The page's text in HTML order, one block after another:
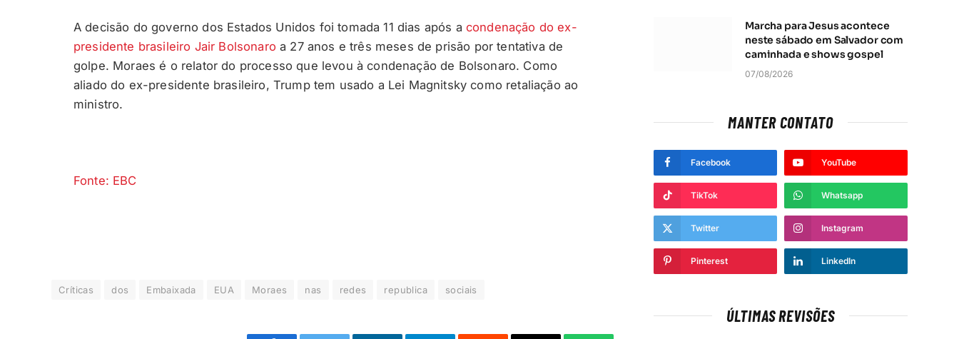
A decisão do governo dos Estados Unidos foi tomada 11 dias após a condenação do ex-
presidente brasileiro Jair Bolsonaro a 27 anos e três meses de prisão por tentativa de
golpe. Moraes é o relator do processo que levou à condenação de Bolsonaro. Como
aliado do ex-presidente brasileiro, Trump tem usado a Lei Magnitsky como retaliação ao
ministro.
Fonte: EBC
Críticas dos Embaixada EUA Moraes nas redes republica sociais
Marcha para Jesus acontece
neste sábado em Salvador com
caminhada e shows gospel
07/08/2026
MANTER CONTATO
Facebook YouTube
TikTok Whatsapp
Twitter Instagram
Pinterest LinkedIn
ÚLTIMAS REVISÕES